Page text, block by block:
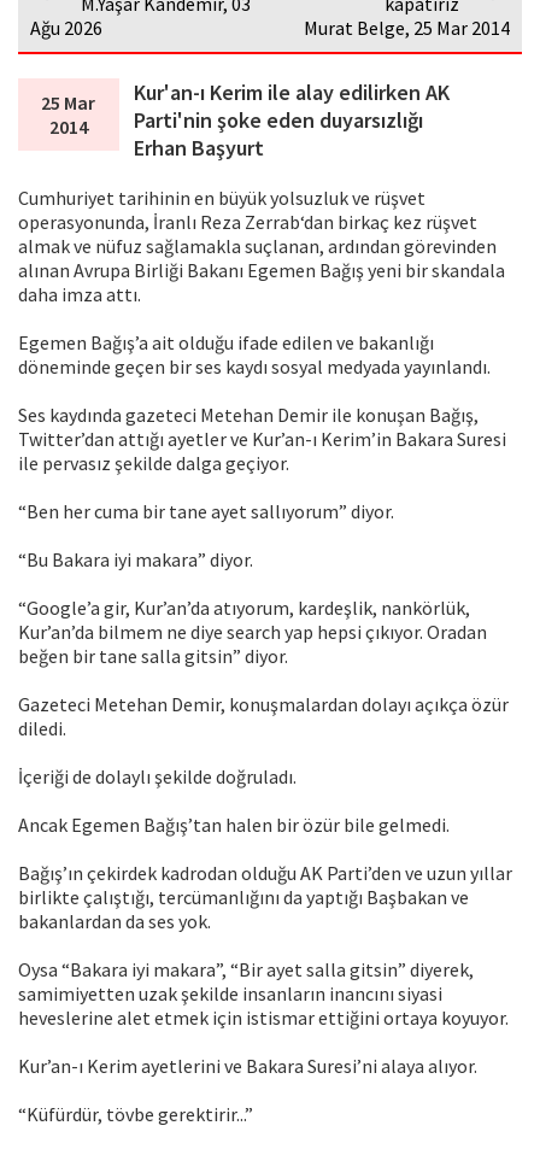
Ağu 2026
Murat Belge, 25 Mar 2014
25 Mar
2014
Kur'an-ı Kerim ile alay edilirken AK
Parti'nin şoke eden duyarsızlığı
Erhan Başyurt
Cumhuriyet tarihinin en büyük yolsuzluk ve rüşvet
operasyonunda, İranlı Reza Zerrab‘dan birkaç kez rüşvet
almak ve nüfuz sağlamakla suçlanan, ardından görevinden
alınan Avrupa Birliği Bakanı Egemen Bağış yeni bir skandala
daha imza attı.
Egemen Bağış’a ait olduğu ifade edilen ve bakanlığı
döneminde geçen bir ses kaydı sosyal medyada yayınlandı.
Ses kaydında gazeteci Metehan Demir ile konuşan Bağış,
Twitter’dan attığı ayetler ve Kur’an-ı Kerim’in Bakara Suresi
ile pervasız şekilde dalga geçiyor.
“Ben her cuma bir tane ayet sallıyorum” diyor.
“Bu Bakara iyi makara” diyor.
“Google’a gir, Kur’an’da atıyorum, kardeşlik, nankörlük,
Kur’an’da bilmem ne diye search yap hepsi çıkıyor. Oradan
beğen bir tane salla gitsin” diyor.
Gazeteci Metehan Demir, konuşmalardan dolayı açıkça özür
diledi.
İçeriği de dolaylı şekilde doğruladı.
Ancak Egemen Bağış’tan halen bir özür bile gelmedi.
Bağış’ın çekirdek kadrodan olduğu AK Parti’den ve uzun yıllar
birlikte çalıştığı, tercümanlığını da yaptığı Başbakan ve
bakanlardan da ses yok.
Oysa “Bakara iyi makara”, “Bir ayet salla gitsin” diyerek,
samimiyetten uzak şekilde insanların inancını siyasi
heveslerine alet etmek için istismar ettiğini ortaya koyuyor.
Kur’an-ı Kerim ayetlerini ve Bakara Suresi’ni alaya alıyor.
“Küfürdür, tövbe gerektirir...”